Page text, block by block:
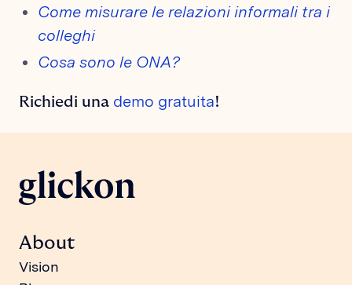
Come misurare le relazioni informali tra i
colleghi
Cosa sono le ONA?
Richiedi una demo gratuita!
About
Vision